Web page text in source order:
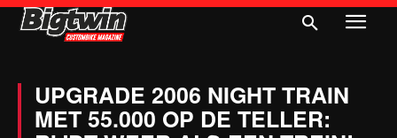
UPGRADE 2006 NIGHT TRAIN
MET 55.000 OP DE TELLER: